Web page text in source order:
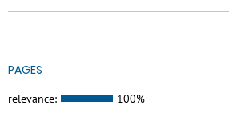
PAGES
relevance: 100%